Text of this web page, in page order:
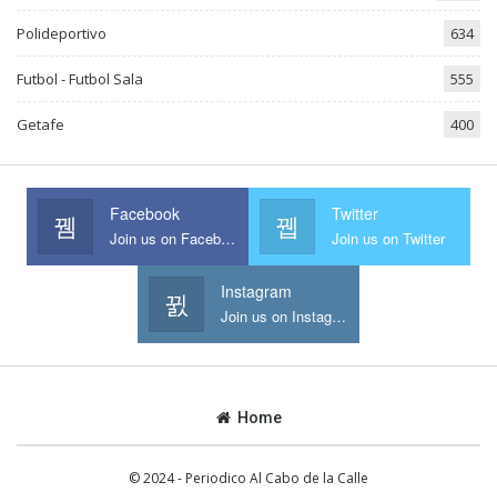
Polideportivo 634
Futbol - Futbol Sala 555
Getafe 400
Facebook
Join us on Facebook
Twitter
Join us on Twitter
Instagram
Join us on Instagram
Home
© 2024 - Periodico Al Cabo de la Calle